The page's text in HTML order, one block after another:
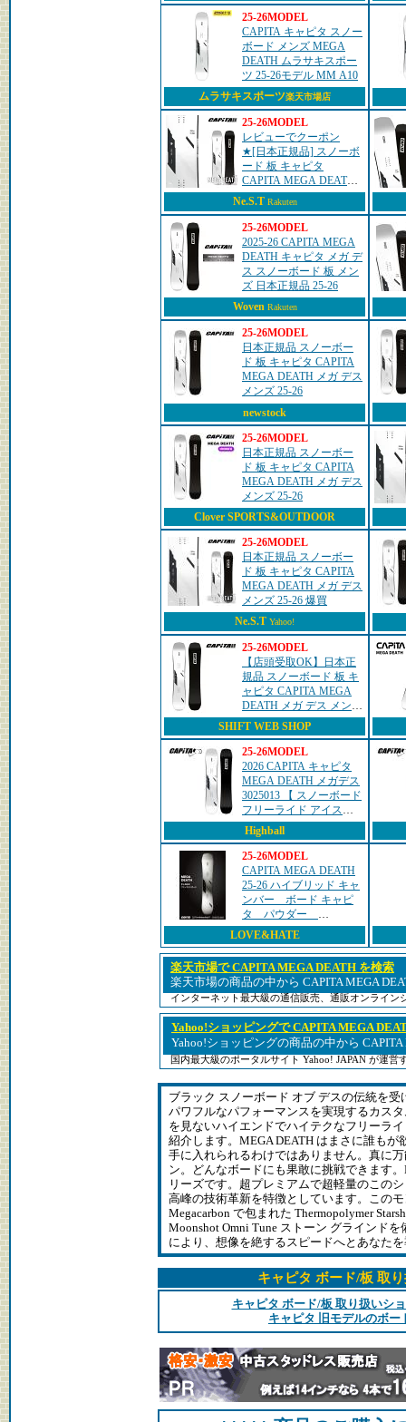
25-26MODEL
CAPITA キャピタ スノー
ボード メンズ MEGA
DEATH ムラサキスポー
ツ 25-26モデル MM A10
ムラサキスポーツ楽天市場店
25-26MODEL
レビューでクーポン
★[日本正規品] スノーボ
ード 板 キャピタ
CAPITA MEGA DEATH
メガ デス メンズ 25-26
Ne.S.T Rakuten
25-26MODEL
2025-26 CAPITA MEGA
DEATH キャピタ メガ デ
ス スノーボード 板 メン
ズ 日本正規品 25-26
Woven Rakuten
25-26MODEL
日本正規品 スノーボー
ド 板 キャピタ CAPITA
MEGA DEATH メガ デス
メンズ 25-26
newstock
25-26MODEL
日本正規品 スノーボー
ド 板 キャピタ CAPITA
MEGA DEATH メガ デス
メンズ 25-26
Clover SPORTS&OUTDOOR
25-26MODEL
日本正規品 スノーボー
ド 板 キャピタ CAPITA
MEGA DEATH メガ デス
メンズ 25-26 爆買
Ne.S.T Yahoo!
25-26MODEL
【店頭受取OK】日本正
規品 スノーボード 板 キ
ャピタ CAPITA MEGA
DEATH メガ デス メンズ
25-26
SHIFT WEB SHOP
25-26MODEL
2026 CAPITA キャピタ
MEGA DEATH メガデス
3025013 【 スノーボード
フリーライド アイスバ
ーン パウダー ハイブリ
ッドキャンバー 日本正
規品 】
Highball
25-26MODEL
CAPITA MEGA DEATH
25-26 ハイブリッド キャ
ンバー ボード キャピ
タ パウダー
SNOWBOARD スノーボ
ード スノボ 2026
LOVE&HATE
楽天市場で CAPITA MEGA DEATH を検索
楽天市場の商品の中から CAPITA MEGA
インターネット最大級の通信販売、通販オンライン
Yahoo!ショッピングで CAPITA MEGA
Yahoo!ショッピングの商品の中から
国内最大級のポータルサイト Yahoo! JAPAN が運営
ブラック スノーボード オブ デスの伝統を
パワフルなパフォーマンスを実現するカス
を見ないハイエンドでハイテクなフリーラ
紹介します。MEGA DEATH はまさに誰も
手に入れられるわけではありません。真に
ン。どんなボードにも果敢に挑戦できます
リーズです。超プレミアムで超軽量のこの
高峰の技術革新を特徴としています。この
Megacarbon で包まれた Thermopolymer
Moonshot Omni Tune ストーン グラインド
により、想像を絶するスピードへとあなた
キャピタ ボード/板 取
キャピタ ボード/板 取り扱いシ
キャピタ 旧モデルのボー